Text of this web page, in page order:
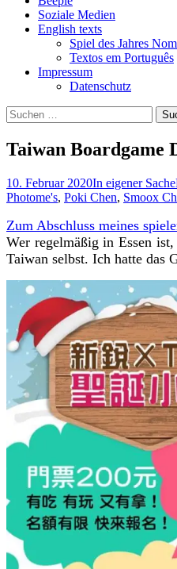
Soziale Medien
English texts
Spiel des Jahres
Textos em Português
Impressum
Datenschutz
Suchen
nach:
Taiwan Boardgame
10. Februar 2020In eigener Sache
Photome's, Poki Chen, Smoox
Zum Abschluss meines
Wer regelmäßig in Essen
Taiwan selbst. Ich hatte das